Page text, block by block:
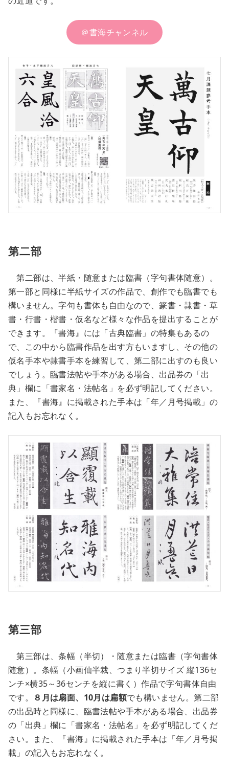
＠書海チャンネル
第二部
第二部は、半紙・随意または臨書（字句書体随意）。
第一部と同様に半紙サイズの作品で、創作でも臨書でも
構いません。字句も書体も自由なので、篆書・隷書・草
書・行書・楷書・仮名など様々な作品を提出することが
できます。『書海』には「古典臨書」の特集もあるの
で、この中から臨書作品を出す方もいますし、その他の
仮名手本や隷書手本を練習して、第二部に出すのも良い
でしょう。臨書法帖や手本がある場合、出品券の「出
典」欄に「書家名・法帖名」を必ず明記してください。
また、『書海』に掲載された手本は「年／月号掲載」の
記入もお忘れなく。
第三部
第三部は、条幅（半切）・随意または臨書（字句書体
随意）。条幅（小画仙半裁、つまり半切サイズ 縦136セ
ンチ×横35～36センチを縦に書く）作品で字句書体自由
です。
８月は扇面、10月は扁額でも構いません。第二部
の出品時と同様に、臨書法帖や手本がある場合、出品券
の「出典」欄に「書家名・法帖名」を必ず明記してくだ
さい。また、『書海』に掲載された手本は「年／月号掲
載」の記入もお忘れなく。